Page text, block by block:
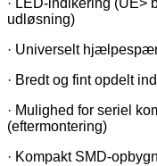
udløsning)
· Universelt
· Bredt og fint opdelt
· Mulighed for seriel
(eftermontering)
· Kompakt SMD-